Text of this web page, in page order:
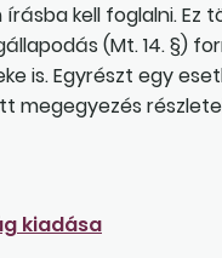
kell foglalni. Ez
(Mt. 14. §)
is. Egyrészt egy
megegyezés
kiadása